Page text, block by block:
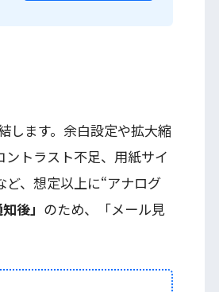
します。余白設定や拡大縮
トラスト不足、用紙サイ
ど、想定以上に“アナログ
後」 のため、「メール見